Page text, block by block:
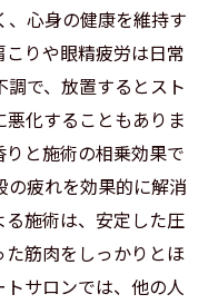
、心身の健康を維持す
りや眼精疲労は日常
で、放置するとスト
化することもありま
と施術の相乗効果で
疲れを効果的に解消
る施術は、安定した圧
筋肉をしっかりとほ
サロンでは、他の人